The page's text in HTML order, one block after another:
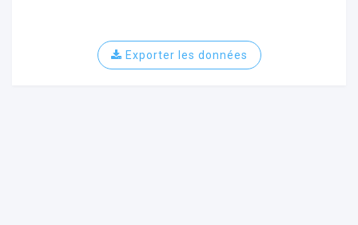
Exporter les données